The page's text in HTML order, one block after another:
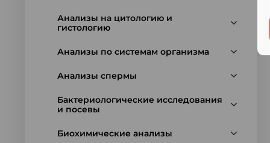
Анализы на цитологию и
гистологию
Анализы по системам организма
Анализы спермы
Бактериологические исследования
и посевы
Биохимические анализы